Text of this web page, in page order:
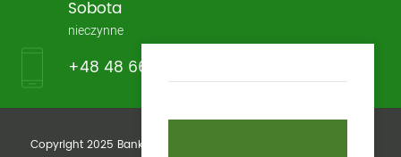
Sobota
nieczynne
+48 48 661 13 33
Copyright 2025 Bank Spółdzielczy im. Stefczyka w Belsku Dużym